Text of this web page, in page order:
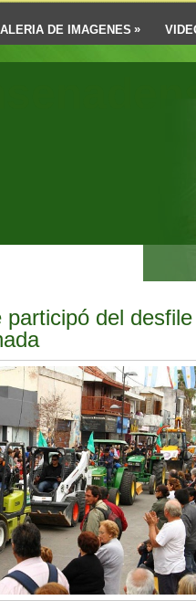
DE IMAGENES »
del